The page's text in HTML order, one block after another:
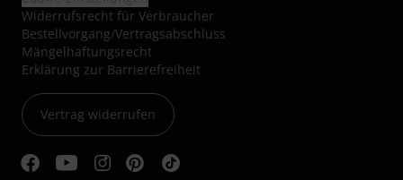
Widerrufsrecht für Verbraucher
Bestellvorgang/Vertragsabschluss
Mängelhaftungsrecht
Erklärung zur Barrierefreiheit
Vertrag widerrufen